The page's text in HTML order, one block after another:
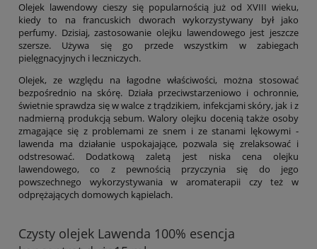
Olejek lawendowy cieszy się popularnością już od XVIII wieku,
kiedy to na francuskich dworach wykorzystywany był jako
perfumy. Dzisiaj, zastosowanie olejku lawendowego jest jeszcze
szersze. Używa się go przede wszystkim w zabiegach
pielęgnacyjnych i leczniczych.
Olejek, ze względu na łagodne właściwości, można stosować
bezpośrednio na skórę. Działa przeciwstarzeniowo i ochronnie,
świetnie sprawdza się w walce z trądzikiem, infekcjami skóry, jak i z
nadmierną produkcją sebum. Walory olejku docenią także osoby
zmagające się z problemami ze snem i ze stanami lękowymi -
lawenda ma działanie uspokajające, pozwala się zrelaksować i
odstresować. Dodatkową zaletą jest niska cena olejku
lawendowego, co z pewnością przyczynia się do jego
powszechnego wykorzystywania w aromaterapii czy też w
odprężających domowych kąpielach.
Czysty olejek Lawenda 100% esencja